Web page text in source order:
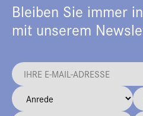
Bleiben Sie immer
mit unserem